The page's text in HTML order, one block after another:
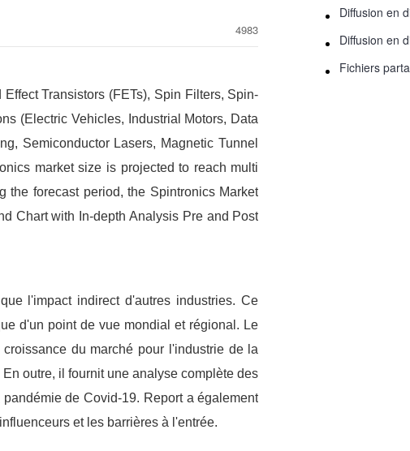
4983
Transistors (FETs), Spin Filters, Spin-
(Electric Vehicles, Industrial Motors, Data
Semiconductor Lasers, Magnetic Tunnel
market size is projected to reach multi
forecast period, the Spintronics Market
Chart with In-depth Analysis Pre and Post
l'impact indirect d'autres industries. Ce
d'un point de vue mondial et régional. Le
du marché pour l'industrie de la
outre, il fournit une analyse complète des
de Covid-19. Report a également
et les barrières à l'entrée.
Fichiers